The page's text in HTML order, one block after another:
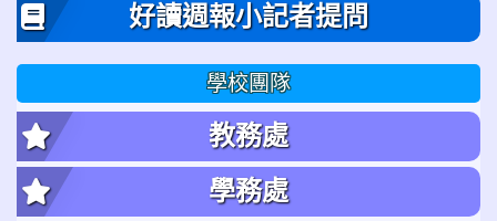
好讀週報小記者提問
學校團隊
教務處
學務處